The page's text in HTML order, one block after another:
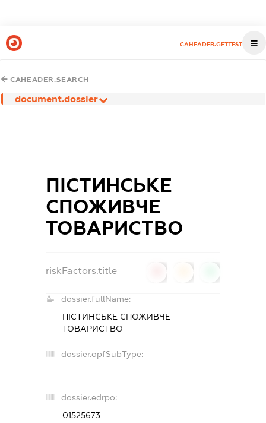
CAHEADER.GETTEST
CAHEADER.SEARCH
document.dossier
ПІСТИНСЬКЕ
СПОЖИВЧЕ
ТОВАРИСТВО
riskFactors.title
dossier.fullName:
ПІСТИНСЬКЕ СПОЖИВЧЕ
ТОВАРИСТВО
dossier.opfSubType:
-
dossier.edrpo:
01525673